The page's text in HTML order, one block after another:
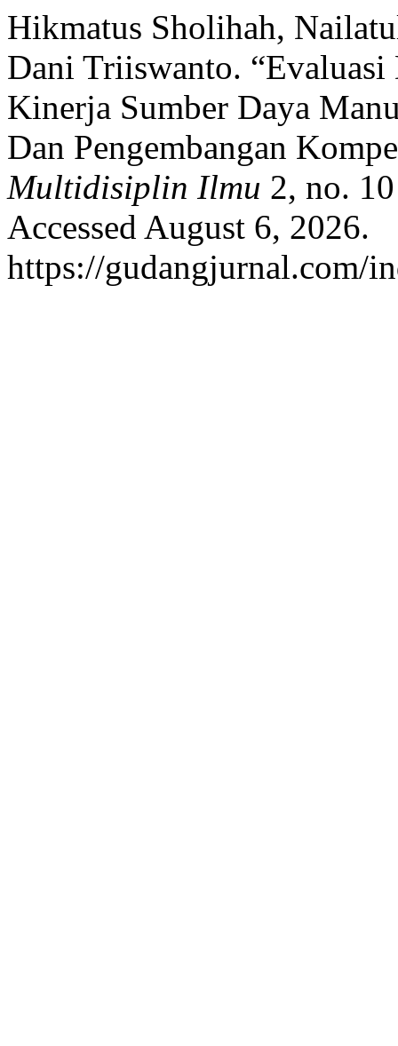
Hikmatus Sholihah,
Dani Triiswanto. “Evaluasi
Kinerja Sumber Daya
Dan Pengembangan
Multidisiplin Ilmu 2, no.
Accessed August 6, 2026.
https://gudangjurnal.com/